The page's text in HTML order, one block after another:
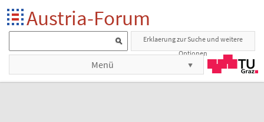
Austria-Forum
Erklaerung zur Suche und weitere
Optionen
Menü